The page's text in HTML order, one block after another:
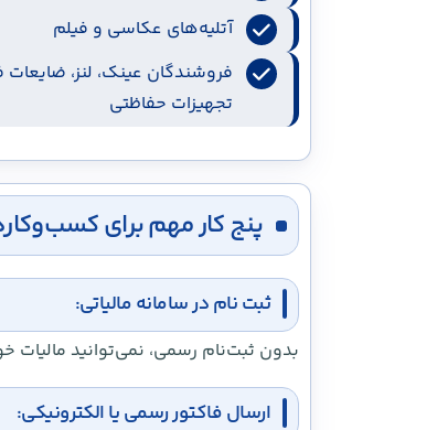
آتلیه‌های عکاسی و فیلم
فروشندگان عینک، لنز، ضایعات
تجهیزات حفاظتی
پنج کار مهم برای
ثبت نام در سامانه مالیاتی:
بدون ثبت‌نام رسمی، نمی‌توانید مالیات
ارسال فاکتور رسمی یا الکترونیکی: